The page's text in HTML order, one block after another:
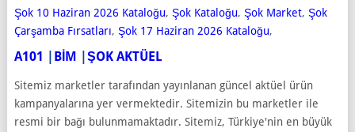
Şok 10 Haziran 2026 Kataloğu, Şok Kataloğu, Şok Market, Şok
Çarşamba Fırsatları, Şok 17 Haziran 2026 Kataloğu,
A101 BİM ŞOK AKTÜEL
Sitemiz marketler tarafından yayınlanan güncel aktüel ürün
kampanyalarına yer vermektedir. Sitemizin bu marketler ile
resmi bir bağı bulunmamaktadır. Sitemiz, Türkiye'nin en büyük